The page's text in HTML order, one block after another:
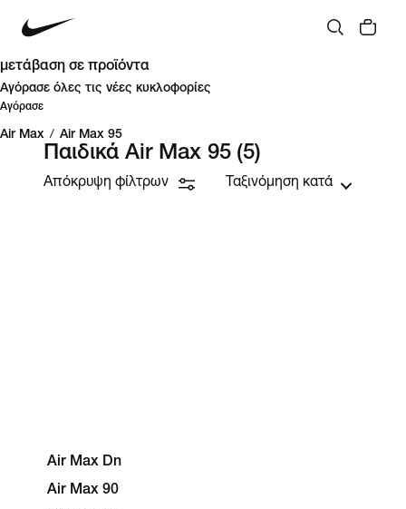
μετάβαση σε προϊόντα
Αγόρασε όλες τις νέες κυκλοφορίες
Αγόρασε
Air Max / Air Max 95
Παιδικά Air Max 95 (5)
Απόκρυψη φίλτρων Ταξινόμηση κατά
Air Max Dn
Air Max 90